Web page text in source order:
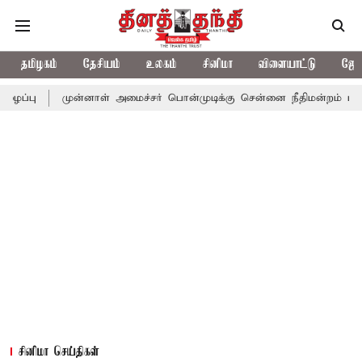
தமிழகம் தேசியம் உலகம் சினிமா விளையாட்டு
அமைச்சர் பொன்முடிக்கு சென்னை நீதிமன்றம் பிடிவாராண்ட்
சினிமா செய்திகள்